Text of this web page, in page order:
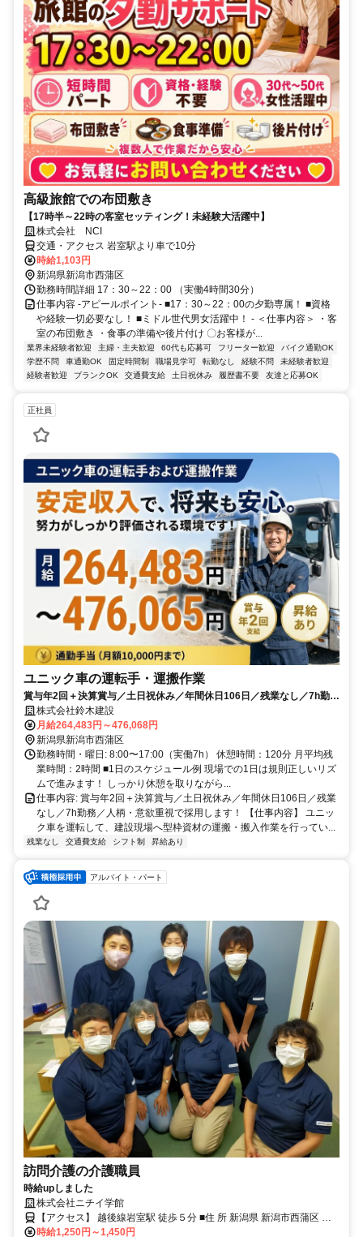
高級旅館での布団敷き
【17時半～22時の客室セッティング！未経験大活躍中】
株式会社 NCI
交通・アクセス 岩室駅より車で10分
時給1,103円
新潟県新潟市西蒲区
勤務時間詳細 17：30～22：00 （実働4時間30分）
仕事内容 -アピールポイント- ■17：30～22：00の夕勤専属！ ■資格
や経験一切必要なし！ ■ミドル世代男女活躍中！ - ＜仕事内容＞ ・客
室の布団敷き ・食事の準備や後片付け 〇お客様が...
業界未経験者歓迎 主婦・主夫歓迎 60代も応募可 フリーター歓迎
バイク通勤OK
学歴不問
車通勤OK 固定時間制 職場見学可 転勤なし 経験不問
未経験者歓迎
経験者歓迎
ブランクOK 交通費支給 土日祝休み 履歴書不要 友達と応募OK
正社員
ユニック車の運転手・運搬作業
賞与年2回＋決算賞与／土日祝休み／年間休日106日／残業なし／7h勤務
／人柄・意欲重視で採用します！
株式会社鈴木建設
月給264,483円～476,068円
新潟県新潟市西蒲区
勤務時間・曜日: 8:00〜17:00（実働7h） 休憩時間：120分 月平均残
業時間：2時間 ■1日のスケジュール例 現場での1日は規則正しいリズ
ムで進みます！ しっかり休憩を取りながら...
仕事内容: 賞与年2回＋決算賞与／土日祝休み／年間休日106日／残業
なし／7h勤務／人柄・意欲重視で採用します！ 【仕事内容】 ユニッ
ク車を運転して、建設現場へ型枠資材の運搬・搬入作業を行ってい...
残業なし 交通費支給 シフト制 昇給あり
アルバイト・パート
訪問介護の介護職員
時給upしました
株式会社ニチイ学館
【アクセス】 越後線岩室駅 徒歩５分 ■住 所 新潟県 新潟市西蒲区 和
納1401-11 ■アクセス 越後線岩室駅 徒歩５分
時給1,250円～1,450円